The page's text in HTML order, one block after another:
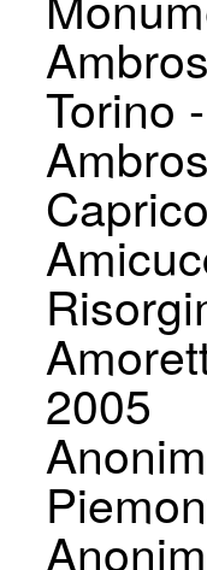
Torino
2005